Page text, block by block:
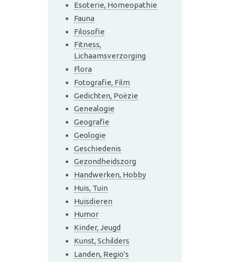
Esoterie, Homeopathie
Fauna
Filosofie
Fitness,
Lichaamsverzorging
Flora
Fotografie, Film
Gedichten, Poëzie
Genealogie
Geografie
Geologie
Geschiedenis
Gezondheidszorg
Handwerken, Hobby
Huis, Tuin
Huisdieren
Humor
Kinder, Jeugd
Kunst, Schilders
Landen, Regio's